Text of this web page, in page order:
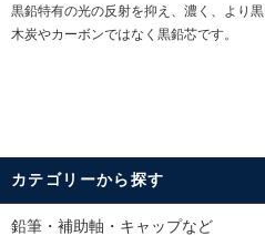
黒鉛特有の光の反射を抑え、濃く、より黒
木炭やカーボンではなく黒鉛芯です。
カテゴリーから探す
鉛筆・補助軸・キャップなど